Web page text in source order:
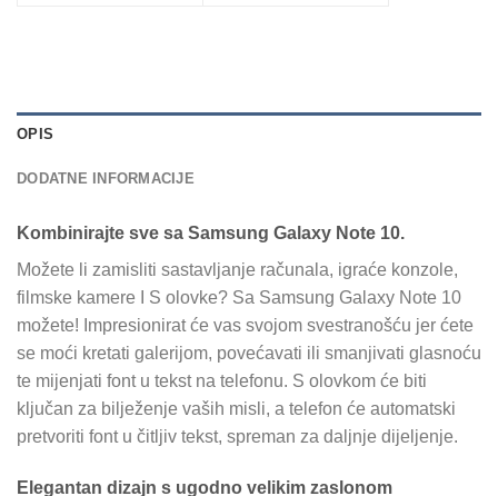
OPIS
DODATNE INFORMACIJE
Kombinirajte sve sa Samsung Galaxy Note 10.
Možete li zamisliti sastavljanje računala, igraće konzole,
filmske kamere I S olovke? Sa Samsung Galaxy Note 10
možete! Impresionirat će vas svojom svestranošću jer ćete
se moći kretati galerijom, povećavati ili smanjivati ​​glasnoću
te mijenjati font u tekst na telefonu. S olovkom će biti
ključan za bilježenje vaših misli, a telefon će automatski
pretvoriti font u čitljiv tekst, spreman za daljnje dijeljenje.
Elegantan dizajn s ugodno velikim zaslonom